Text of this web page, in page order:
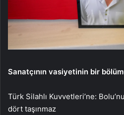
Sanatçının vasiyetinin bir
Türk Silahlı Kuvvetleri’ne:
dört taşınmaz